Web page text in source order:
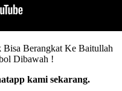
Berangkat Ke Baitullah
Dibawah !
kami sekarang.